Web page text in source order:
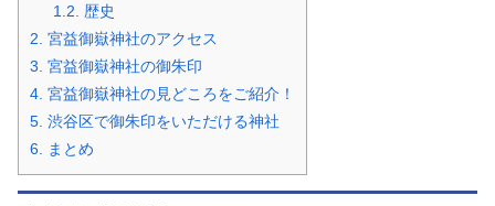
1.2.
歴史
2. 宮益御嶽神社のアクセス
3. 宮益御嶽神社の御朱印
4. 宮益御嶽神社の見どころをご紹介！
5. 渋谷区で御朱印をいただける神社
6.
まとめ